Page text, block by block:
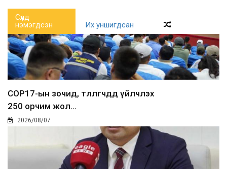
Сүүлд
нэмэгдсэн
Их уншигдсан
COP17-ын зочид, төлөөлөгчдөд үйлчлэх
250 орчим жол...
2026/08/07